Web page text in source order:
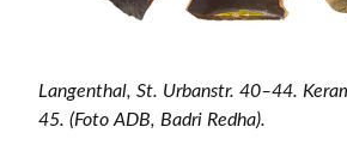
Langenthal, St. Urbanstr. 40–44.
45. (Foto ADB, Badri Redha).